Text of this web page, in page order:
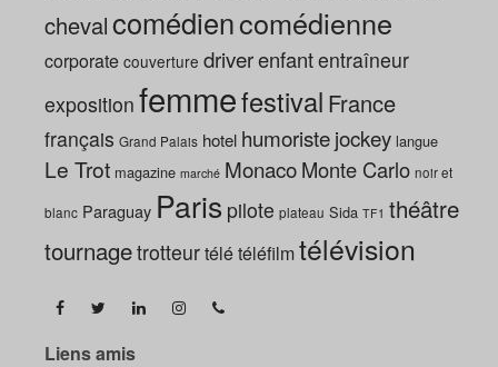
chevalcomédiencomédienne
corporate couverture driverenfantentraîneur
exposition femmefestival France
français Grand Palais hotel humoristejockey langue
Le Trot magazine marché MonacoMonte Carlo noir et
blanc Paraguay Paris pilote plateau Sida TF1 théâtre
tournagetrotteurtélétéléfilmtélévision
Liens amis